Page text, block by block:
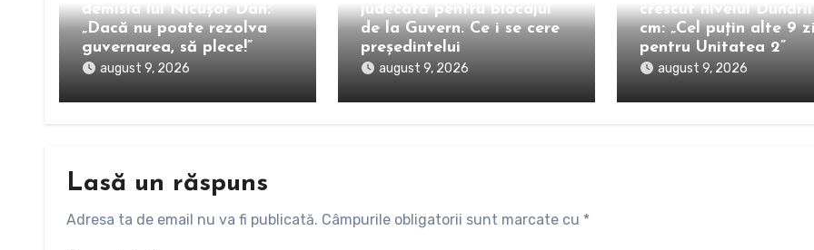
demisia lui Nicușor Dan:
„Dacă nu poate rezolva
guvernarea, să plece!”
august 9, 2026
judecată pentru blocajul
de la Guvern. Ce i se cere
președintelui
august 9, 2026
crescut nivelul
cm: „Cel puțin alte 9
pentru Unitatea 2”
august 9, 2026
Lasă un răspuns
Adresa ta de email nu va fi publicată. Câmpurile obligatorii sunt marcate cu *